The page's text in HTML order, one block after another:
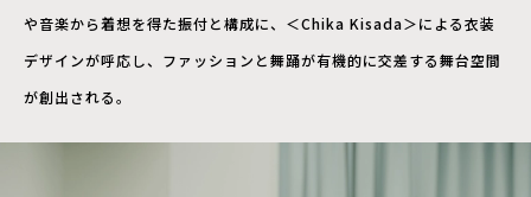
や音楽から着想を得た振付と構成に、＜Chika Kisada＞による衣装
デザインが呼応し、ファッションと舞踊が有機的に交差する舞台空間
が創出される。